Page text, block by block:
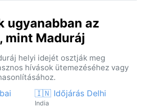
ugyanabban az
mint Maduráj
helyi idejét osztják meg
hívások ütemezéséhez vagy
🇮🇳 Időjárás Delhi
India